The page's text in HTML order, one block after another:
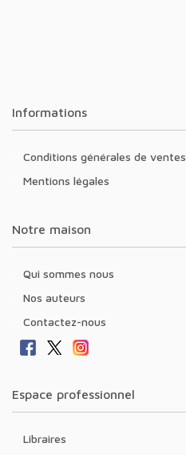
Informations
Conditions générales de ventes
Mentions légales
Notre maison
Qui sommes nous
Nos auteurs
Contactez-nous
Espace professionnel
Libraires